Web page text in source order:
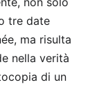
tre date
ma risulta
nella verità
di un